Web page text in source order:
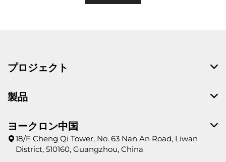
プロジェクト
製品
ヨークロン中国
18/F Cheng Qi Tower, No. 63 Nan An Road, Liwan
District, 510160, Guangzhou, China